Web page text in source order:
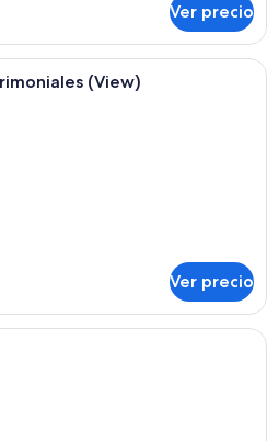
Ver precio
Habitación de hotel con dos camas,
(View)
Ver precio
Una sala de estar moderna con un